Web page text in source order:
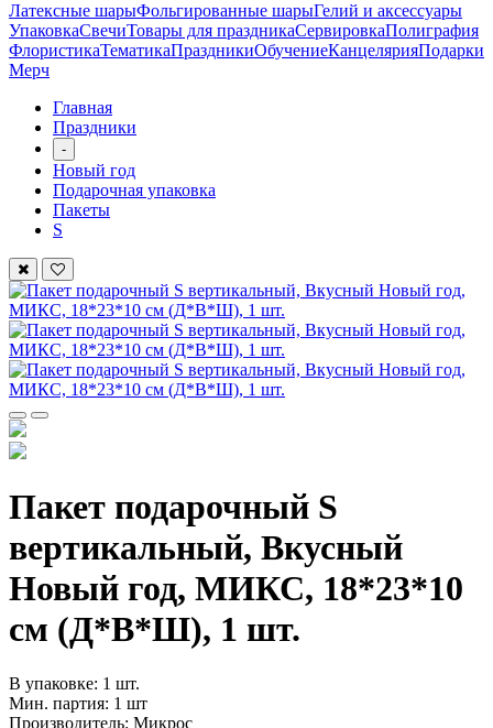
Латексные шарыФольгированные шарыГелий и аксессуары
УпаковкаСвечиТовары для праздникаСервировкаПолиграфия
ФлористикаТематикаПраздникиОбучениеКанцелярияПодарки
Мерч
Главная
Праздники
-
Новый год
Подарочная упаковка
Пакеты
S
Пакет подарочный S
вертикальный, Вкусный
Новый год, МИКС, 18*23*10
см (Д*В*Ш), 1 шт.
В упаковке: 1 шт.
Мин. партия: 1 шт
Производитель: Микрос